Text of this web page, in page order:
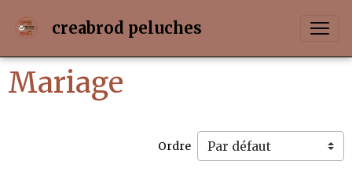
creabrod peluches
Mariage
Ordre